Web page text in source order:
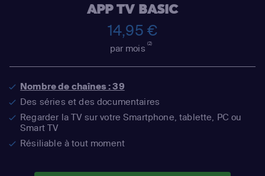
APP TV BASIC
14,95 €
par mois(2)
Nombre de chaînes : 39
Des séries et des documentaires
Regarder la TV sur votre Smartphone, tablette, PC ou
Smart TV
Résiliable à tout moment